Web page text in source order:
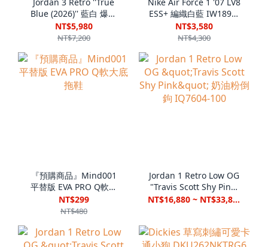
Blue (2026)'' 藍白 爆裂
紋 IF4396-104 VII
NT$5,980
NT$7,200
ESS+ 編織白藍 IW1892-
111 VII
NT$3,580
NT$4,300
『預購商品』Mind001
平替版 EVA PRO Q軟大
底 拖鞋
NT$299
NT$480
Jordan 1 Retro Low OG
"Travis Scott Shy Pink"
奶油粉倒鉤 IQ7604-100NT$16,880 ~ NT$33,880